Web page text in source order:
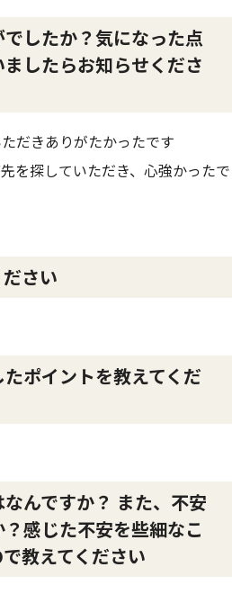
したか？気になった点
したらお知らせくださ
だきありがたかったです
を探していただき、心強かったで
さい
ポイントを教えてくだ
んですか？ また、不安
感じた不安を些細なこ
教えてください